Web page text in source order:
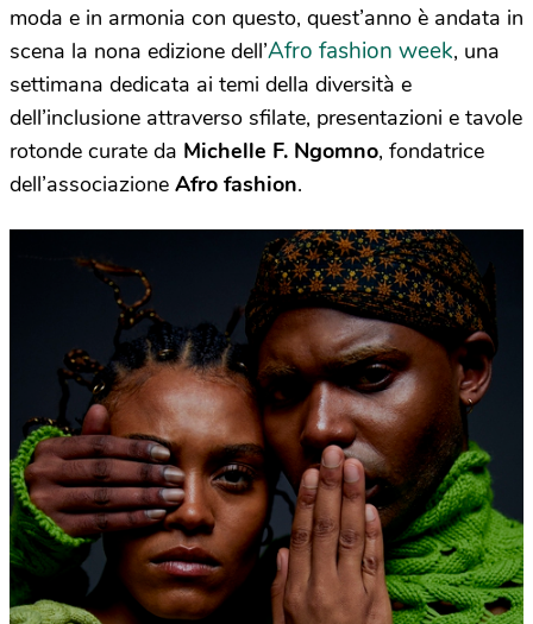
moda e in armonia con questo, quest’anno è andata in
scena la nona edizione dell’Afro fashion week, una
settimana dedicata ai temi della diversità e
dell’inclusione attraverso sfilate, presentazioni e tavole
rotonde curate da Michelle F. Ngomno, fondatrice
dell’associazione Afro fashion.